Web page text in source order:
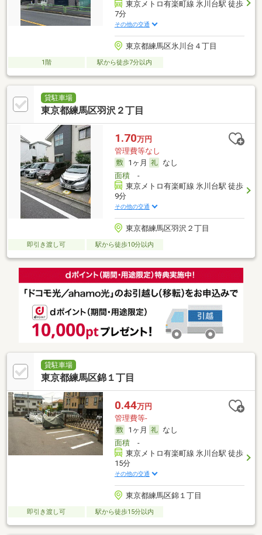
東京メトロ有楽町線 氷川台駅 徒歩
7分
その他の交通
東京都練馬区氷川台４丁目
1階 駅から徒歩7分以内
貸駐車場
東京都練馬区羽沢２丁目
1.70万円
管理費等なし
1ヶ月
なし
面積-
東京メトロ有楽町線 氷川台駅 徒歩
9分
その他の交通
東京都練馬区羽沢２丁目
即引き渡し可 駅から徒歩10分以内
貸駐車場
東京都練馬区錦１丁目
0.44万円
管理費等-
1ヶ月
なし
面積-
東京メトロ有楽町線 氷川台駅 徒歩
15分
その他の交通
東京都練馬区錦１丁目
即引き渡し可 駅から徒歩15分以内